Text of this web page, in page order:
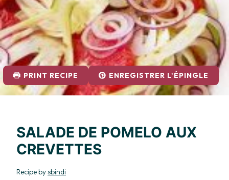
PRINT RECIPE ENREGISTRER L'ÉPINGLE
SALADE DE POMELO AUX
CREVETTES
Recipe bysbindi